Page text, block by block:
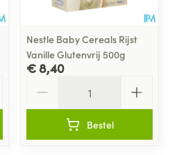
Nestle Baby Cereals Rijst
Vanille Glutenvrij 500g
€ 8,40
Bestel